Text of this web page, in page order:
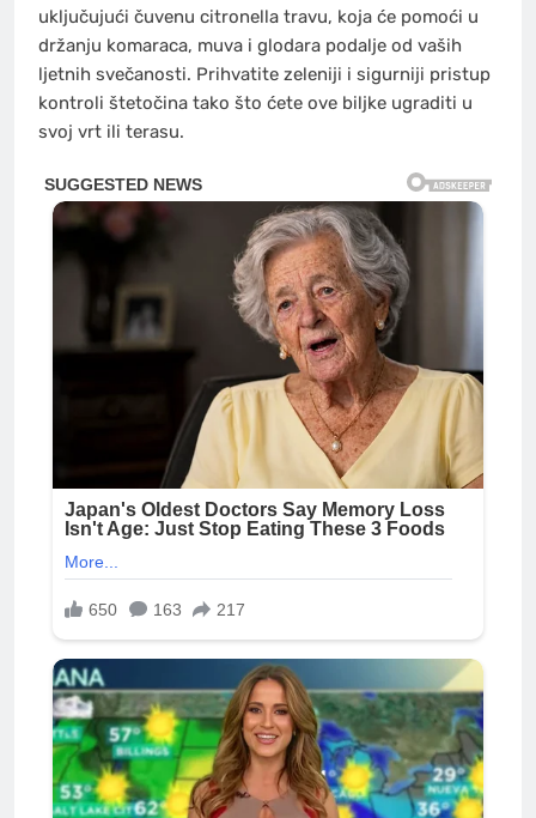
uključujući čuvenu citronella travu, koja će pomoći u
držanju komaraca, muva i glodara podalje od vaših
ljetnih svečanosti. Prihvatite zeleniji i sigurniji pristup
kontroli štetočina tako što ćete ove biljke ugraditi u
svoj vrt ili terasu.